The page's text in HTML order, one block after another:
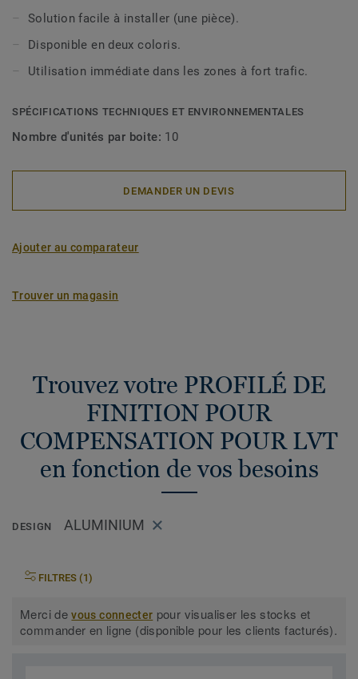
Solution facile à installer (une pièce).
Disponible en deux coloris.
Utilisation immédiate dans les zones à fort trafic.
SPÉCIFICATIONS TECHNIQUES ET ENVIRONNEMENTALES
Nombre d'unités par boite: 10
DEMANDER UN DEVIS
Ajouter au comparateur
Trouver un magasin
Trouvez votre PROFILÉ DE
FINITION POUR
COMPENSATION POUR LVT
en fonction de vos besoins
DESIGN ALUMINIUM
FILTRES (1)
Merci devous connecter pour visualiser les stocks et
commander en ligne (disponible pour les clients facturés).